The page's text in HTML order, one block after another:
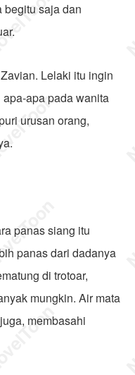
begitu saja dan
Lelaki itu ingin
apa pada wanita
urusan orang,
panas siang itu
panas dari dadanya
di trotoar,
mungkin. Air mata
membasahi